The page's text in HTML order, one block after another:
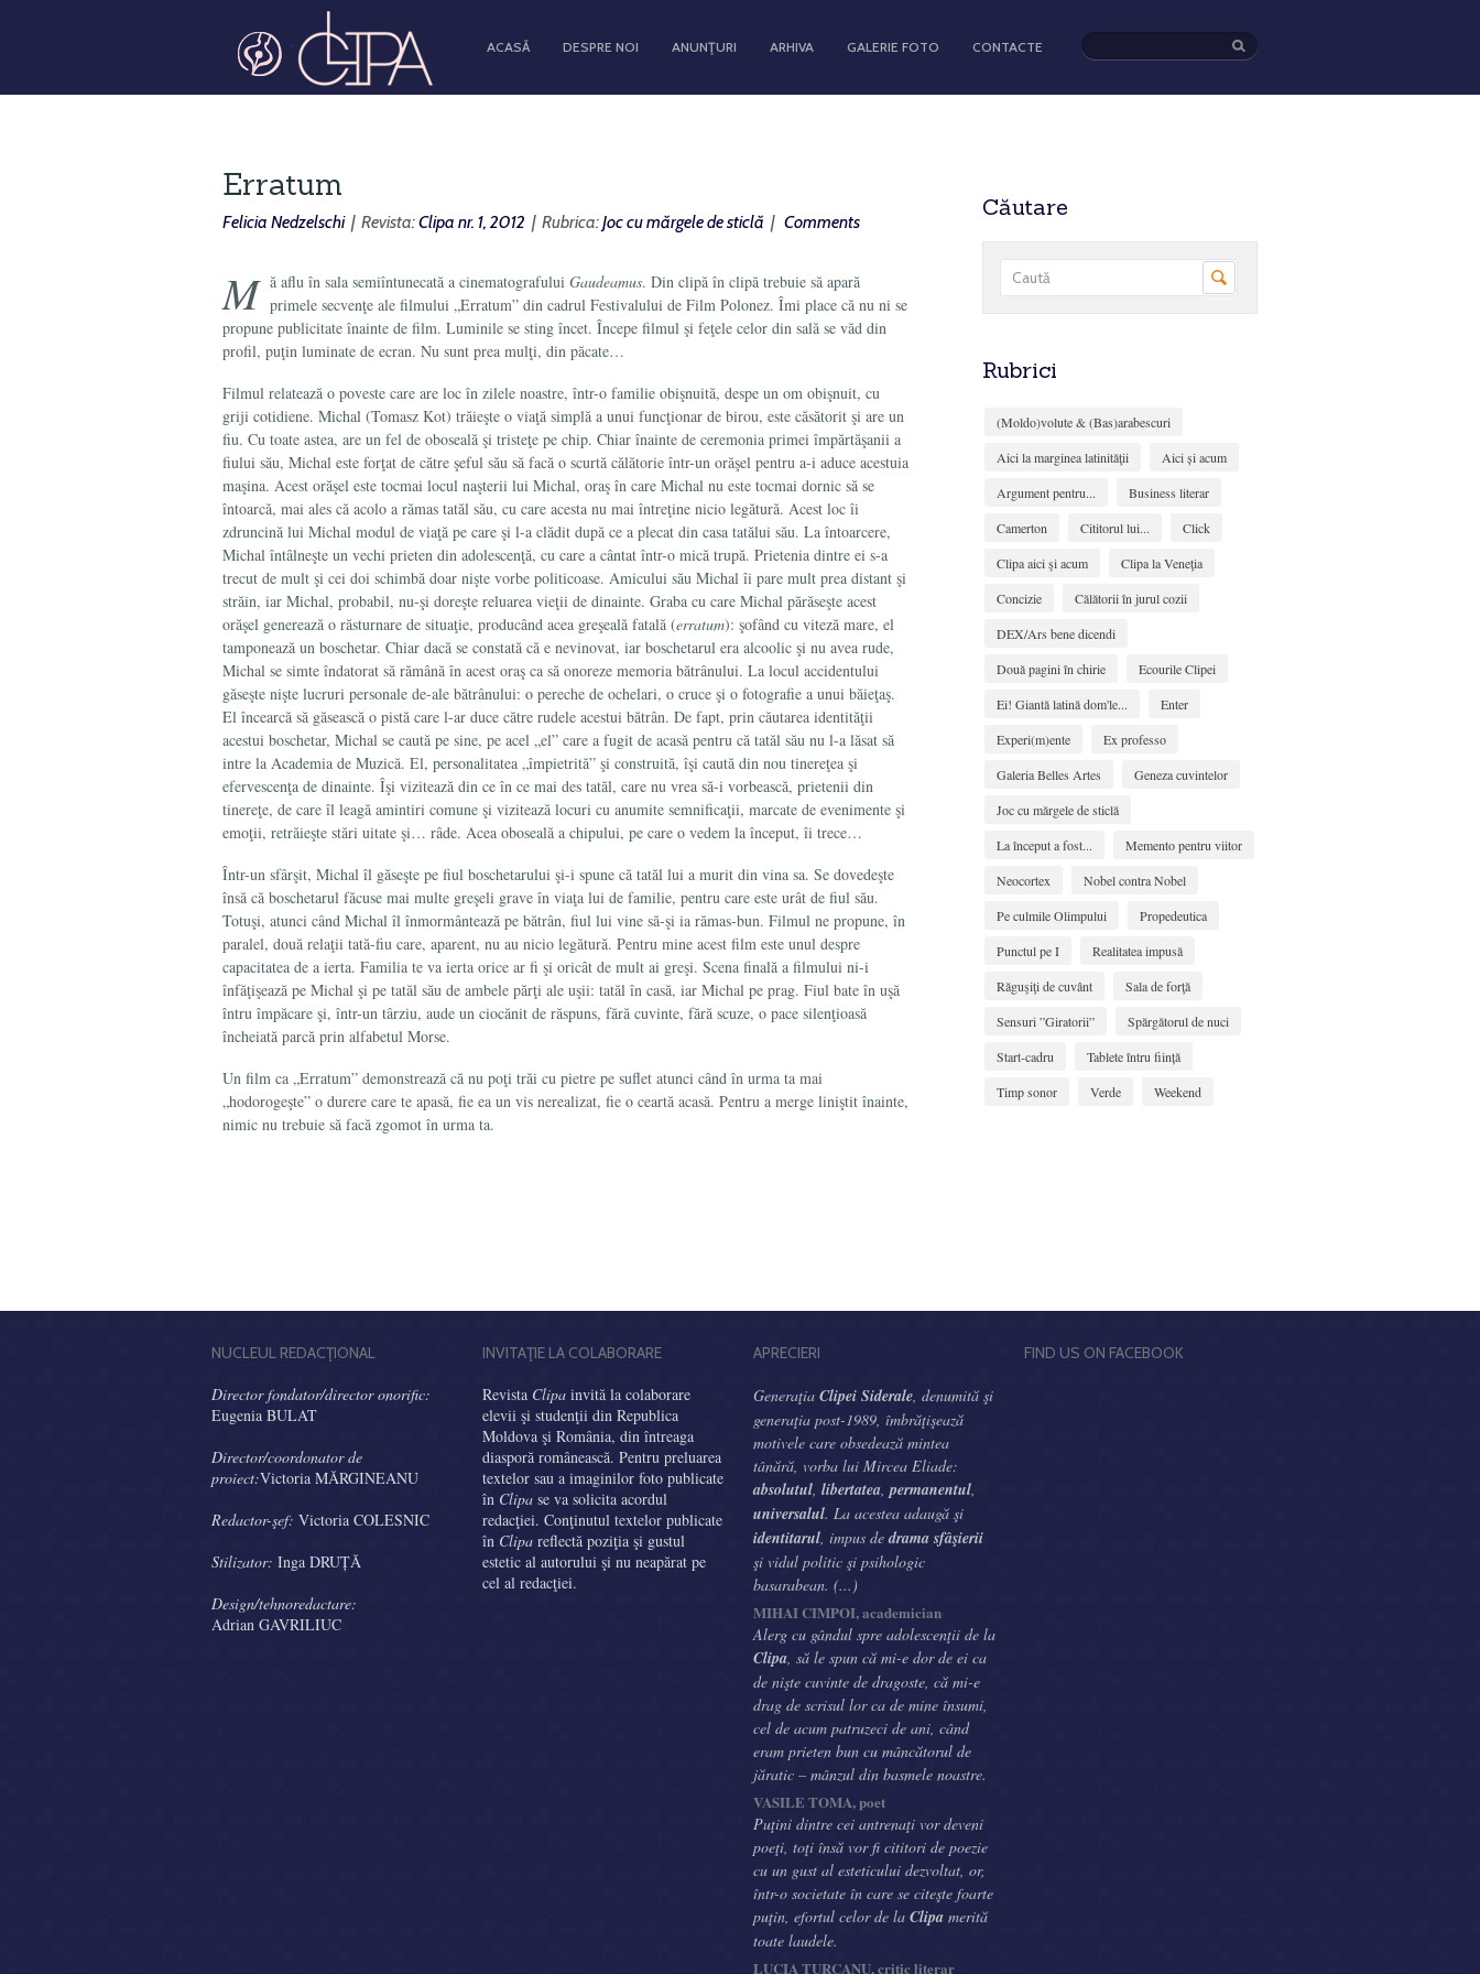
ACASĂ DESPRE NOI ANUNŢURI ARHIVA GALERIE FOTO CONTACTE
Erratum
Felicia Nedzelschi| Revista:Clipa nr. 1, 2012 | Rubrica:Joc cu mărgele de sticlă | Comments
M ă aflu în sala semiîntunecată a cinematografului Gaudeamus. Din clipă în clipă trebuie să apară
primele secvenţe ale filmului „Erratum” din cadrul Festivalului de Film Polonez. Îmi place că nu ni se
propune publicitate înainte de film. Luminile se sting încet. Începe filmul şi feţele celor din sală se văd din
profil, puţin luminate de ecran. Nu sunt prea mulţi, din păcate…
Filmul relatează o poveste care are loc în zilele noastre, într-o familie obişnuită, despe un om obişnuit, cu
griji cotidiene. Michal (Tomasz Kot) trăieşte o viaţă simplă a unui funcţionar de birou, este căsătorit şi are un
fiu. Cu toate astea, are un fel de oboseală şi tristeţe pe chip. Chiar înainte de ceremonia primei împărtăşanii a
fiului său, Michal este forţat de către şeful său să facă o scurtă călătorie într-un orăşel pentru a-i aduce acestuia
maşina. Acest orăşel este tocmai locul naşterii lui Michal, oraş în care Michal nu este tocmai dornic să se
întoarcă, mai ales că acolo a rămas tatăl său, cu care acesta nu mai întreţine nicio legătură. Acest loc îi
zdruncină lui Michal modul de viaţă pe care şi l-a clădit după ce a plecat din casa tatălui său. La întoarcere,
Michal întâlneşte un vechi prieten din adolescenţă, cu care a cântat într-o mică trupă. Prietenia dintre ei s-a
trecut de mult şi cei doi schimbă doar nişte vorbe politicoase. Amicului său Michal îi pare mult prea distant şi
străin, iar Michal, probabil, nu-şi doreşte reluarea vieţii de dinainte. Graba cu care Michal părăseşte acest
orăşel generează o răsturnare de situaţie, producând acea greşeală fatală (erratum): şofând cu viteză mare, el
tamponează un boschetar. Chiar dacă se constată că e nevinovat, iar boschetarul era alcoolic şi nu avea rude,
Michal se simte îndatorat să rămână în acest oraş ca să onoreze memoria bătrânului. La locul accidentului
găseşte nişte lucruri personale de-ale bătrânului: o pereche de ochelari, o cruce şi o fotografie a unui băieţaş.
El încearcă să găsească o pistă care l-ar duce către rudele acestui bătrân. De fapt, prin căutarea identităţii
acestui boschetar, Michal se caută pe sine, pe acel „el” care a fugit de acasă pentru că tatăl său nu l-a lăsat să
intre la Academia de Muzică. El, personalitatea „împietrită” şi construită, îşi caută din nou tinereţea şi
efervescenţa de dinainte. Îşi vizitează din ce în ce mai des tatăl, care nu vrea să-i vorbească, prietenii din
tinereţe, de care îl leagă amintiri comune şi vizitează locuri cu anumite semnificaţii, marcate de evenimente şi
emoţii, retrăieşte stări uitate şi… râde. Acea oboseală a chipului, pe care o vedem la început, îi trece…
Într-un sfârşit, Michal îl găseşte pe fiul boschetarului şi-i spune că tatăl lui a murit din vina sa. Se dovedeşte
însă că boschetarul făcuse mai multe greşeli grave în viaţa lui de familie, pentru care este urât de fiul său.
Totuşi, atunci când Michal îl înmormântează pe bătrân, fiul lui vine să-şi ia rămas-bun. Filmul ne propune, în
paralel, două relaţii tată-fiu care, aparent, nu au nicio legătură. Pentru mine acest film este unul despre
capacitatea de a ierta. Familia te va ierta orice ar fi şi oricât de mult ai greşi. Scena finală a filmului ni-i
înfăţişează pe Michal şi pe tatăl său de ambele părţi ale uşii: tatăl în casă, iar Michal pe prag. Fiul bate în uşă
întru împăcare şi, într-un târziu, aude un ciocănit de răspuns, fără cuvinte, fără scuze, o pace silenţioasă
încheiată parcă prin alfabetul Morse.
Un film ca „Erratum” demonstrează că nu poţi trăi cu pietre pe suflet atunci când în urma ta mai
„hodorogeşte” o durere care te apasă, fie ea un vis nerealizat, fie o ceartă acasă. Pentru a merge liniştit înainte,
nimic nu trebuie să facă zgomot în urma ta.
Căutare
Rubrici
(Moldo)volute & (Bas)arabescuri
Aici la marginea latinităţii
Aici și acum
Argument pentru...
Business literar
Camerton
Cititorul lui...
Click
Clipa aici şi acum
Clipa la Veneţia
Concizie
Călătorii în jurul cozii
DEX/Ars bene dicendi
Două pagini în chirie
Ecourile Clipei
Ei! Giantă latină dom'le...
Enter
Experi(m)ente
Ex professo
Galeria Belles Artes
Geneza cuvintelor
Joc cu mărgele de sticlă
La început a fost...
Memento pentru viitor
Neocortex
Nobel contra Nobel
Pe culmile Olimpului
Propedeutica
Punctul pe I
Realitatea impusă
Răguşiţi de cuvânt
Sala de forţă
Sensuri ”Giratorii”
Spărgătorul de nuci
Start-cadru
Tablete întru ființă
Timp sonor
Verde Weekend
NUCLEUL REDACŢIONAL
Director fondator/director onorific:
Eugenia BULAT
Director/coordonator de
proiect:Victoria MĂRGINEANU
Redactor-şef: Victoria COLESNIC
Stilizator: Inga DRUȚĂ
Design/tehnoredactare:
Adrian GAVRILIUC
INVITAŢIE LA COLABORARE
Revista Clipa invită la colaborare
elevii şi studenţii din Republica
Moldova şi România, din întreaga
diasporă românească. Pentru preluarea
textelor sau a imaginilor foto publicate
în Clipa se va solicita acordul
redacţiei. Conţinutul textelor publicate
în Clipa reflectă poziţia şi gustul
estetic al autorului şi nu neapărat pe
cel al redacţiei.
APRECIERI
Generaţia Clipei Siderale, denumită şi
generaţia post-1989, îmbrăţişează
motivele care obsedează mintea
tânără, vorba lui Mircea Eliade:
absolutul, libertatea,permanentul,
universalul. La acestea adaugă şi
identitarul, impus dedrama sfâşierii
şi vidul politic şi psihologic
basarabean. (...)
MIHAI CIMPOI, academician
Alerg cu gândul spre adolescenţii de la
Clipa, să le spun că mi-e dor de ei ca
de nişte cuvinte de dragoste, că mi-e
drag de scrisul lor ca de mine însumi,
cel de acum patruzeci de ani, când
eram prieten bun cu mâncătorul de
jăratic – mânzul din basmele noastre.
VASILE TOMA, poet
Puţini dintre cei antrenaţi vor deveni
poeţi, toţi însă vor fi cititori de poezie
cu un gust al esteticului dezvoltat, or,
într-o societate în care se citeşte foarte
puţin, efortul celor de la Clipa merită
toate laudele.
LUCIA ŢURCANU, critic literar
FIND US ON FACEBOOK